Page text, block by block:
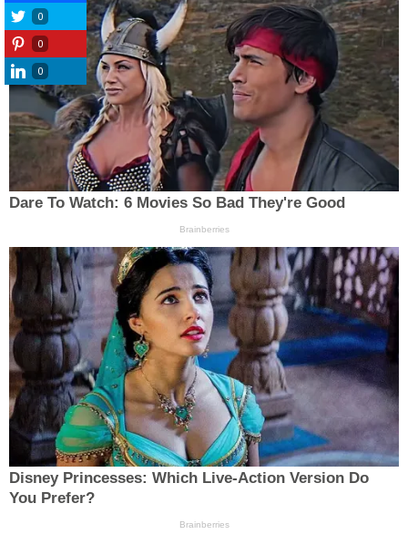
0
0
0